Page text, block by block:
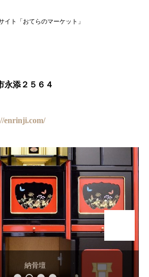
イト「おてらのマーケット」
永添２５６４
enrinji.com/
納骨壇
子ども会